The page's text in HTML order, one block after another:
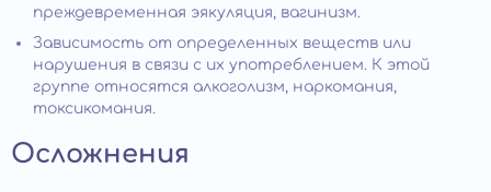
преждевременная эякуляция, вагинизм.
Зависимость от определенных веществ или
нарушения в связи с их употреблением. К этой
группе относятся алкоголизм, наркомания,
токсикомания.
Осложнения